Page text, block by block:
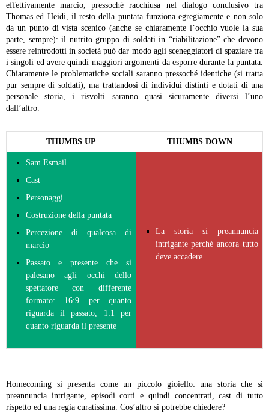
effettivamente marcio, pressoché racchiusa nel dialogo conclusivo tra
Thomas ed Heidi, il resto della puntata funziona egregiamente e non solo
da un punto di vista scenico (anche se chiaramente l’occhio vuole la sua
parte, sempre): il nutrito gruppo di soldati in “riabilitazione” che devono
essere reintrodotti in società può dar modo agli sceneggiatori di spaziare tra
i singoli ed avere quindi maggiori argomenti da esporre durante la puntata.
Chiaramente le problematiche sociali saranno pressoché identiche (si tratta
pur sempre di soldati), ma trattandosi di individui distinti e dotati di una
personale storia, i risvolti saranno quasi sicuramente diversi l’uno
dall’altro.
THUMBS UP THUMBS DOWN
Sam Esmail
Cast
Personaggi
Costruzione della puntata
Percezione di qualcosa di
marcio
Passato e presente che si
palesano agli occhi dello
spettatore con differente
formato: 16:9 per quanto
riguarda il passato, 1:1 per
quanto riguarda il presente
La storia si preannuncia
intrigante perché ancora tutto
deve accadere
Homecoming si presenta come un piccolo gioiello: una storia che si
preannuncia intrigante, episodi corti e quindi concentrati, cast di tutto
rispetto ed una regia curatissima. Cos’altro si potrebbe chiedere?